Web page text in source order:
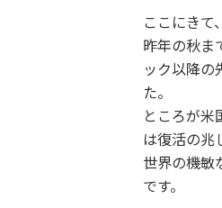
ここにきて
昨年の秋ま
ック以降の
た。
ところが米
は復活の兆
世界の機敏
です。